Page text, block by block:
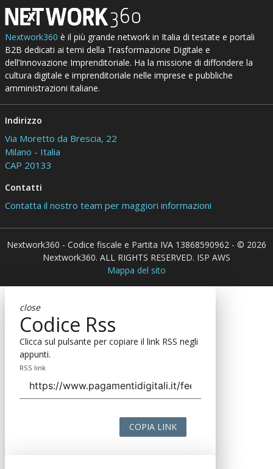
Nextwork360 è il più grande network in Italia di testate e portali
B2B dedicati ai temi della Trasformazione Digitale e
dell’Innovazione Imprenditoriale. Ha la missione di diffondere la
cultura digitale e imprenditoriale nelle imprese e pubbliche
amministrazioni italiane.
Indirizzo
Via Moretto da Brescia, 22
Milano - Italia
CAP 20133
Contatti
Contatta il nostro team per maggiori informazioni
Nextwork360 - Codice fiscale e Partita IVA 13868590962 - © 2026
Nextwork360. ALL RIGHTS RESERVED. ISP AWS
Mappa del sito
close
Codice Rss
Clicca sul pulsante per copiare il link RSS negli
appunti.
RSS link
COPIA LINK